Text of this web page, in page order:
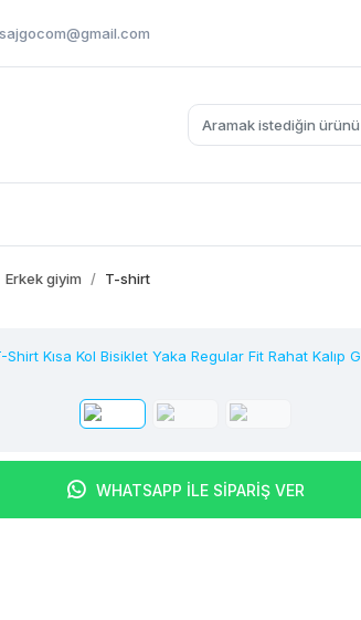
Erkek giyim T-shirt
WHATSAPP İLE SİPARİŞ VER